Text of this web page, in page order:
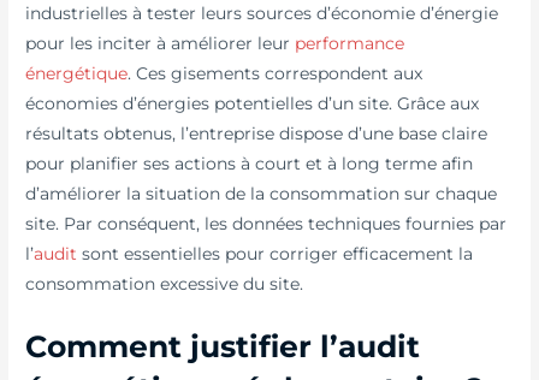
industrielles à tester leurs sources d’économie d’énergie
pour les inciter à améliorer leur performance
énergétique. Ces gisements correspondent aux
économies d’énergies potentielles d’un site. Grâce aux
résultats obtenus, l’entreprise dispose d’une base claire
pour planifier ses actions à court et à long terme afin
d’améliorer la situation de la consommation sur chaque
site. Par conséquent, les données techniques fournies par
l’audit sont essentielles pour corriger efficacement la
consommation excessive du site.
Comment justifier l’audit